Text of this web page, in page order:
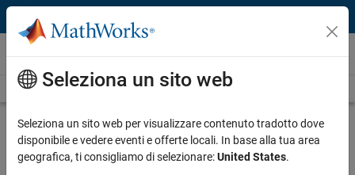
Vai al contenuto
Video
Videos Home Search
Play
Description
Seleziona un sito web
Seleziona un sito web per visualizzare contenuto tradotto dove
disponibile e vedere eventi e offerte locali. In base alla tua area
geografica, ti consigliamo di selezionare:United States.